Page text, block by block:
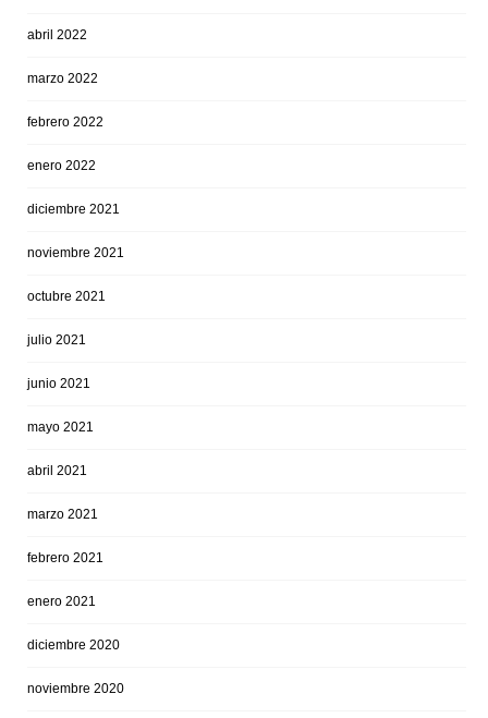
abril 2022
marzo 2022
febrero 2022
enero 2022
diciembre 2021
noviembre 2021
octubre 2021
julio 2021
junio 2021
mayo 2021
abril 2021
marzo 2021
febrero 2021
enero 2021
diciembre 2020
noviembre 2020